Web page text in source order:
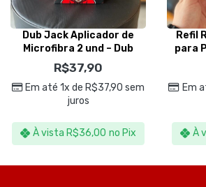
Dub Jack Aplicador de
Microfibra 2 und – Dub
Boyz
R$37,90
Em até 1x de R$37,90 sem
juros
À vista R$36,00 no Pix
Refil
para
Em
À